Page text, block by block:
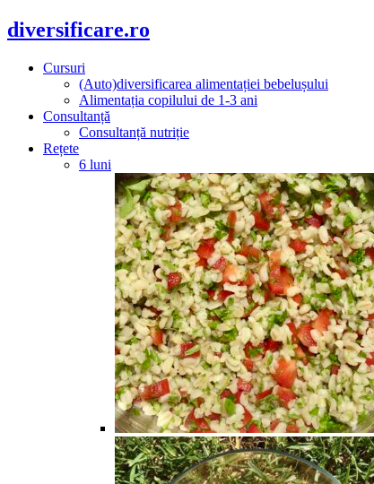
diversificare.ro
Cursuri
(Auto)diversificarea alimentației bebelușului
Alimentația copilului de 1-3 ani
Consultanță
Consultanță nutriție
Rețete
6 luni